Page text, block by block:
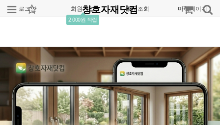
로그인 회원가입
2,000원 적립
주문조회 마이페이지
창호자재닷컴